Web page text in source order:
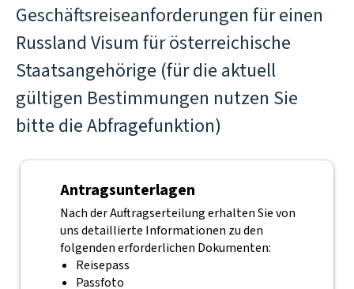
Geschäftsreiseanforderungen für einen
Russland Visum für österreichische
Staatsangehörige (für die aktuell
gültigen Bestimmungen nutzen Sie
bitte die Abfragefunktion)
Antragsunterlagen
Nach der Auftragserteilung erhalten Sie von
uns detaillierte Informationen zu den
folgenden erforderlichen Dokumenten:
Reisepass
Passfoto